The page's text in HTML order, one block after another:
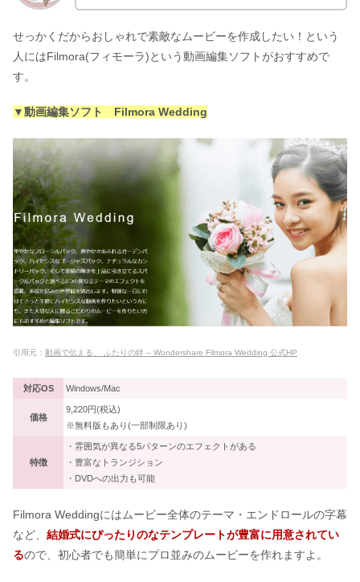
せっかくだからおしゃれで素敵なムービーを作成したい！という
人にはFilmora(フィモーラ)という動画編集ソフトがおすすめで
す。
▼動画編集ソフト Filmora Wedding
引用元： 動画で伝える、 ふたりの絆 – Wondershare Filmora Wedding 公式HP
対応OS Windows/Mac
価格
9,220円(税込)
※無料版もあり(一部制限あり)
特徴
・雰囲気が異なる5パターンのエフェクトがある
・豊富なトランジション
・DVDへの出力も可能
Filmora Weddingにはムービー全体のテーマ・エンドロールの字幕
など、 結婚式にぴったりのなテンプレートが豊富に用意されてい
るので、初心者でも簡単にプロ並みのムービーを作れますよ。